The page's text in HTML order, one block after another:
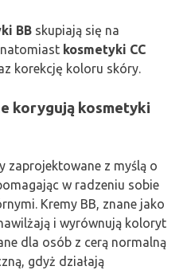
BB skupiają się na
kosmetyki CC
korekcję koloru skóry.
korygują kosmetyki
zaprojektowane z myślą o
w radzeniu sobie
Kremy BB, znane jako
i wyrównują koloryt
dla osób z cerą normalną
gdyż działają